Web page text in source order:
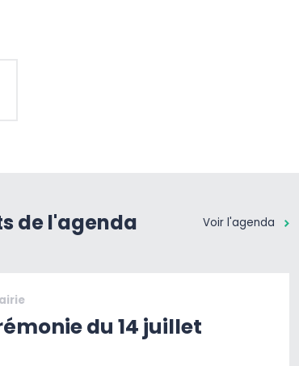
de l'agenda Voir l'agenda
du 14 juillet